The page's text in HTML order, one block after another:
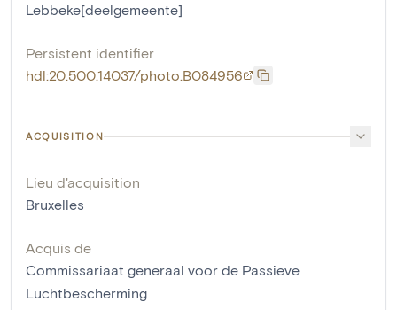
Lebbeke[deelgemeente]
Persistent identifier
hdl:20.500.14037/photo.B084956
ACQUISITION
Lieu d'acquisition
Bruxelles
Acquis de
Commissariaat generaal voor de Passieve
Luchtbescherming